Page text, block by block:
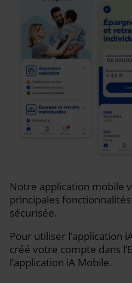
Notre application mobile
principales fonctionnalités
sécurisée.
Pour utiliser l’application
créé votre compte dans
l’application iA Mobile.